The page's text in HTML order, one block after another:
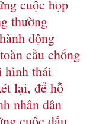
cuộc họp
thường
động
cầu chống
hình thái
lại, để hỗ
nhân dân